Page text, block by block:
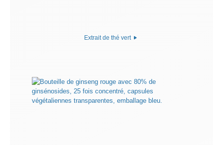
Extrait de thé vert